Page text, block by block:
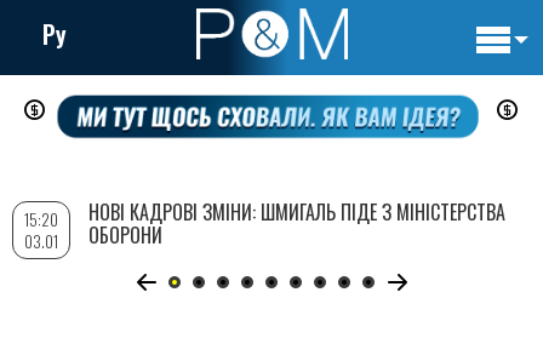
Перейти
до
вмісту
Ру
15:20
03.01
НОВІ КАДРОВІ ЗМІНИ: ШМИГАЛЬ ПІДЕ З МІНІСТЕРСТВА
ОБОРОНИ